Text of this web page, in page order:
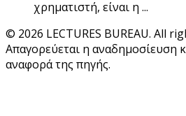
χρηματιστή, είναι η ...
© 2026 LECTURES BUREAU. All
Απαγορεύεται η αναδημοσίευση
αναφορά της πηγής.